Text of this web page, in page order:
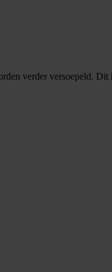
verder versoepeld. Dit